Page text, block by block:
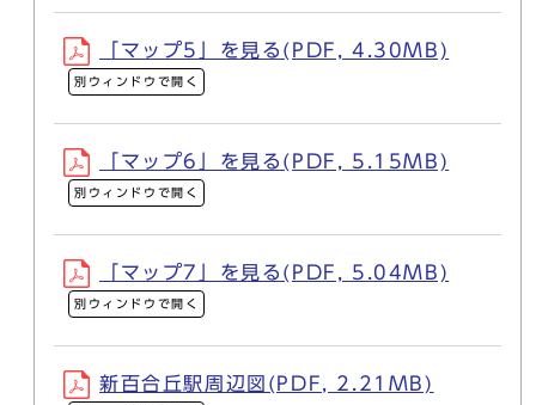
「マップ5」を見る(PDF, 4.30MB)
別ウィンドウで開く
「マップ6」を見る(PDF, 5.15MB)
別ウィンドウで開く
「マップ7」を見る(PDF, 5.04MB)
別ウィンドウで開く
新百合丘駅周辺図(PDF, 2.21MB)